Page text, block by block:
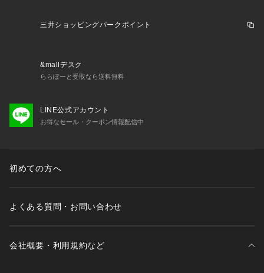
ご確認の上、着用又はお取り扱い下さい。
実際の商品と仕様、加工、サイズが若干異なる場合がございま
三井ショッピングパークポイント
&mallデスク
ららぽーと受取なら送料無料
LINE公式アカウント
お得なセール・クーポン情報配信中
初めての方へ
よくある質問・お問い合わせ
会社概要・利用規約など